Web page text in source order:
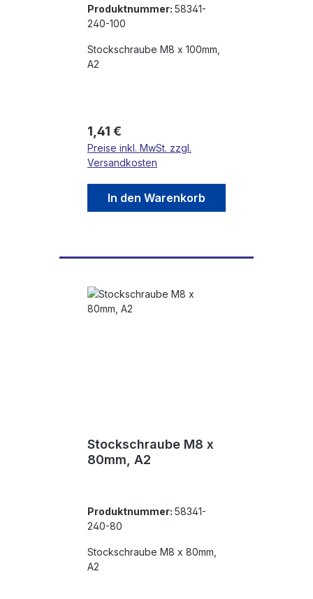
Produktnummer: 58341-
240-100
Stockschraube M8 x 100mm,
A2
Regulärer Preis:
1,41 €
Preise inkl. MwSt. zzgl.
Versandkosten
In den Warenkorb
Stockschraube M8 x
80mm, A2
Produktnummer: 58341-
240-80
Stockschraube M8 x 80mm,
A2